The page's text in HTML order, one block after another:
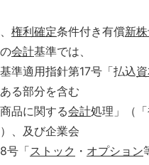
権利確定条件付き有償新
会計基準では、
基準適用指針第17号「払込
る部分を含む
品に関する会計処理」（
、及び企業会
号「ストック ・ オプション